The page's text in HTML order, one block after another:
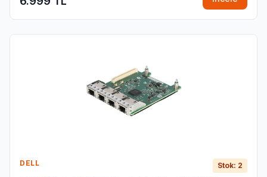
DELL Stok: 2